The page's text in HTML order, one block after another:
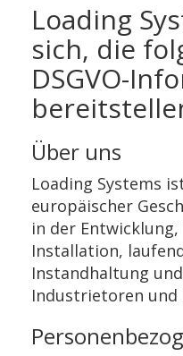
Loading
sich, die
DSGVO-
Über uns
Loading Systems
europäischer
in der
Installation,
Instandhaltung
Industrietoren und